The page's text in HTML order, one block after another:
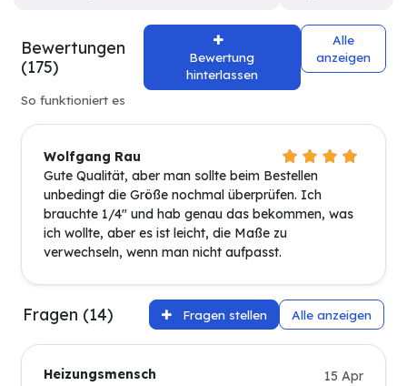
Bewertungen
(175)
Bewertung
hinterlassen
Alle
anzeigen
So funktioniert es
Wolfgang Rau
Gute Qualität, aber man sollte beim Bestellen
unbedingt die Größe nochmal überprüfen. Ich
brauchte 1/4" und hab genau das bekommen, was
ich wollte, aber es ist leicht, die Maße zu
verwechseln, wenn man nicht aufpasst.
Fragen (14) Fragen stellen Alle anzeigen
Heizungsmensch
15 Apr